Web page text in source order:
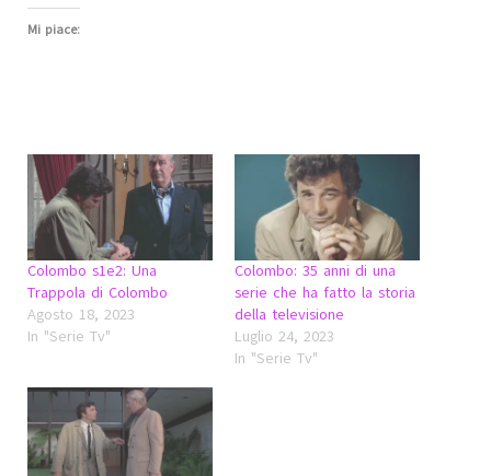
Mi piace:
Colombo s1e2: Una
Trappola di Colombo
Agosto 18, 2023
In "Serie Tv"
Colombo: 35 anni di una
serie che ha fatto la storia
della televisione
Luglio 24, 2023
In "Serie Tv"